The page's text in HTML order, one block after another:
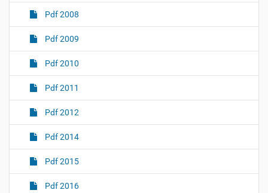
Pdf 2008
Pdf 2009
Pdf 2010
Pdf 2011
Pdf 2012
Pdf 2014
Pdf 2015
Pdf 2016